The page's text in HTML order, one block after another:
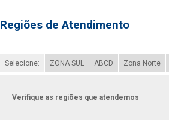
Regiões de Atendimento
Selecione: ZONA SUL ABCD Zona Norte
Verifique as regiões que atendemos